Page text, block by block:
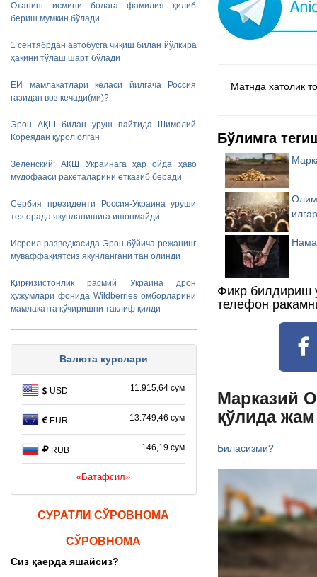
Отанинг исмини болага фамилия қилиб
бериш мумкин бўлади
1 сентябрдан автобусга чиқиш билан йўлкира
ҳақини тўлаш шарт бўлади
ЕИ мамлакатлари келаси йилгача Россия
газидан воз кечади(ми)?
Эрон АҚШ билан уруш пайтида Шимолий
Кореядан қурол олган
Зеленский: АҚШ Украинага ҳар ойда ҳаво
мудофааси ракеталарини етказиб беради
Сербия президенти Россия-Украина уруши
тез орада якунланишига ишонмайди
Исроил разведкасида Эрон бўйича режанинг
муваффақиятсиз якунлангани тан олинди
Қирғизистонлик расмий Украина дрон
ҳужумлари фонида Wildberries омборларини
мамлакатга кўчиришни таклиф қилди
Валюта курслари
USD 11.915,64 сум
EUR 13.749,46 сум
RUB 146,19 сум
«Батафсил»
СУРАТЛИ СЎРОВНОМА
СЎРОВНОМА
Сиз қаерда яшайсиз?
Матнда хатолик
Бўлимга
Фикр билдириш
телефон
Марказий
қўлида
Биласизми?